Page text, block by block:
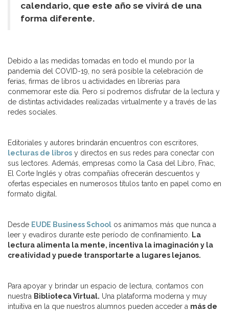
calendario, que este año se vivirá de una
forma diferente.
Debido a las medidas tomadas en todo el mundo por la
pandemia del COVID-19, no será posible la celebración de
ferias, firmas de libros u actividades en librerías para
conmemorar este día. Pero sí podremos disfrutar de la lectura y
de distintas actividades realizadas virtualmente y a través de las
redes sociales.
Editoriales y autores brindarán encuentros con escritores,
lecturas de libros y directos en sus redes para conectar con
sus lectores. Además, empresas como la Casa del Libro, Fnac,
El Corte Inglés y otras compañías ofrecerán descuentos y
ofertas especiales en numerosos títulos tanto en papel como en
formato digital.
Desde EUDE Business School os animamos más que nunca a
leer y evadiros durante este período de confinamiento. La
lectura alimenta la mente, incentiva la imaginación y la
creatividad y puede transportarte a lugares lejanos.
Para apoyar y brindar un espacio de lectura, contamos con
nuestra Biblioteca Virtual. Una plataforma moderna y muy
intuitiva en la que nuestros alumnos pueden acceder a más de